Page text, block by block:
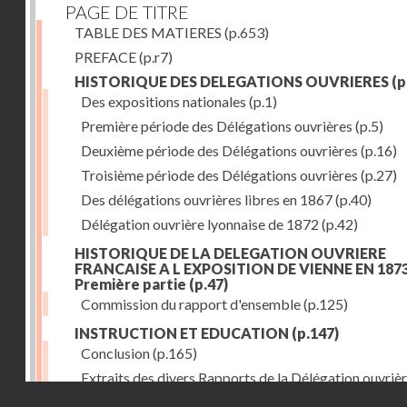
PAGE DE TITRE
TABLE DES MATIERES (p.653)
PREFACE(p.r7)
HISTORIQUE DES DELEGATIONS OUVRIERES
Des expositions nationales (p.1)
Première période des Délégations ouvrières (p.5)
Deuxième période des Délégations ouvrières (p.16)
Troisième période des Délégations ouvrières (p.27)
Des délégations ouvrières libres en 1867(p.40)
Délégation ouvrière lyonnaise de 1872 (p.42)
HISTORIQUE DE LA DELEGATION OUVRIERE
FRANCAISE A L EXPOSITION DE VIENNE EN
Première partie (p.47)
Commission du rapport d'ensemble(p.125)
INSTRUCTION ET EDUCATION (p.147)
Conclusion(p.165)
Extraits des divers Rapports de la Délégation